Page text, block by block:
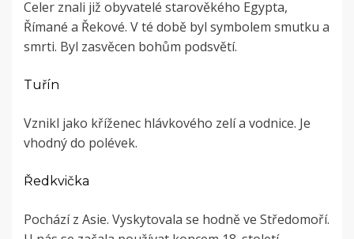
Celer znali již obyvatelé starověkého Egypta,
Římané a Řekové. V té době byl symbolem smutku a
smrti. Byl zasvěcen bohům podsvětí.
Tuřín
Vznikl jako kříženec hlávkového zelí a vodnice. Je
vhodný do polévek.
Ředkvička
Pochází z Asie. Vyskytovala se hodně ve Středomoří.